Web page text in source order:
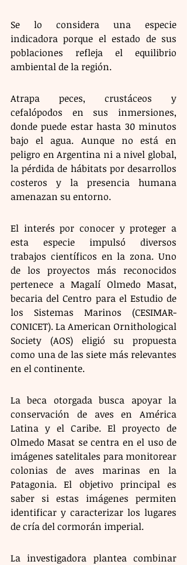
Se lo considera una especie
indicadora porque el estado de sus
poblaciones refleja el equilibrio
ambiental de la región.
Atrapa peces, crustáceos y
cefalópodos en sus inmersiones,
donde puede estar hasta 30 minutos
bajo el agua. Aunque no está en
peligro en Argentina ni a nivel global,
la pérdida de hábitats por desarrollos
costeros y la presencia humana
amenazan su entorno.
El interés por conocer y proteger a
esta especie impulsó diversos
trabajos científicos en la zona. Uno
de los proyectos más reconocidos
pertenece a Magalí Olmedo Masat,
becaria del Centro para el Estudio de
los Sistemas Marinos (CESIMAR-
CONICET). La American Ornithological
Society (AOS) eligió su propuesta
como una de las siete más relevantes
en el continente.
La beca otorgada busca apoyar la
conservación de aves en América
Latina y el Caribe. El proyecto de
Olmedo Masat se centra en el uso de
imágenes satelitales para monitorear
colonias de aves marinas en la
Patagonia. El objetivo principal es
saber si estas imágenes permiten
identificar y caracterizar los lugares
de cría del cormorán imperial.
La investigadora plantea combinar